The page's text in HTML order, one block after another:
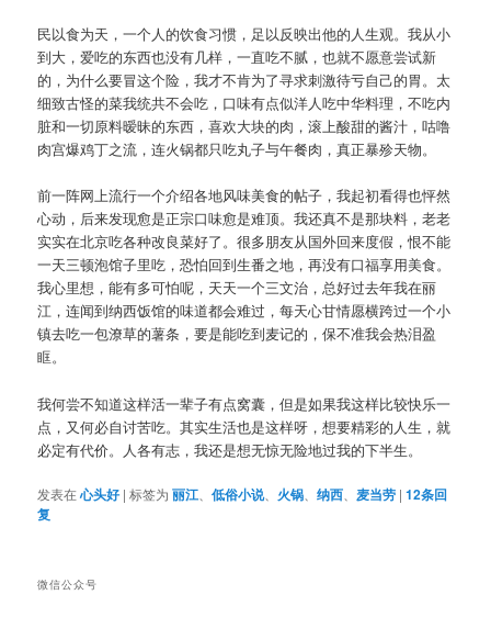
民以食为天，一个人的饮食习惯，足以反映出他的人生观。我从小
到大，爱吃的东西也没有几样，一直吃不腻，也就不愿意尝试新
的，为什么要冒这个险，我才不肯为了寻求刺激待亏自己的胃。太
细致古怪的菜我统共不会吃，口味有点似洋人吃中华料理，不吃内
脏和一切原料暧昧的东西，喜欢大块的肉，滚上酸甜的酱汁，咕噜
肉宫爆鸡丁之流，连火锅都只吃丸子与午餐肉，真正暴殄天物。
前一阵网上流行一个介绍各地风味美食的帖子，我起初看得也怦然
心动，后来发现愈是正宗口味愈是难顶。我还真不是那块料，老老
实实在北京吃各种改良菜好了。很多朋友从国外回来度假，恨不能
一天三顿泡馆子里吃，恐怕回到生番之地，再没有口福享用美食。
我心里想，能有多可怕呢，天天一个三文治，总好过去年我在丽
江，连闻到纳西饭馆的味道都会难过，每天心甘情愿横跨过一个小
镇去吃一包潦草的薯条，要是能吃到麦记的，保不准我会热泪盈
眶。
我何尝不知道这样活一辈子有点窝囊，但是如果我这样比较快乐一
点，又何必自讨苦吃。其实生活也是这样呀，想要精彩的人生，就
必定有代价。人各有志，我还是想无惊无险地过我的下半生。
发表在心头好 |标签为 丽江 、低俗小说、 火锅 、纳西 、麦当劳 |12条回
复
微信公众号